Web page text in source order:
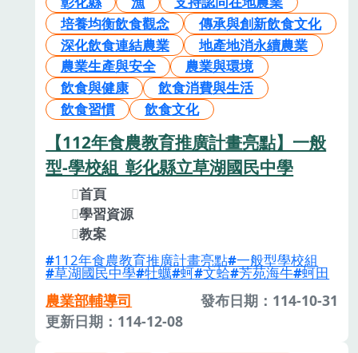
培養均衡飲食觀念
傳承與創新飲食文化
深化飲食連結農業
地產地消永續農業
農業生產與安全
農業與環境
飲食與健康
飲食消費與生活
飲食習慣
飲食文化
【112年食農教育推廣計畫亮點】一般
型-學校組_彰化縣立草湖國民中學
首頁
學習資源
教案
112年食農教育推廣計畫亮點 一般型學校組
草湖國民中學 牡蠣 蚵 文蛤 芳苑海牛 蚵田
農業部輔導司
發布日期：114-10-31
更新日期：114-12-08